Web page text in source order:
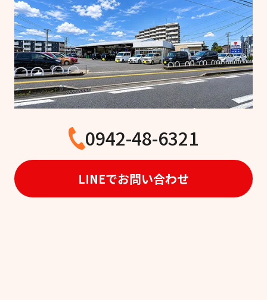
0942-48-6321
LINEでお問い合わせ